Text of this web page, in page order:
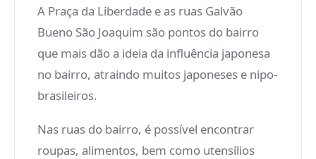
A Praça da Liberdade e as ruas Galvão
Bueno São Joaquim são pontos do bairro
que mais dão a ideia da influência japonesa
no bairro, atraindo muitos japoneses e nipo-
brasileiros.
Nas ruas do bairro, é possível encontrar
roupas, alimentos, bem como utensílios